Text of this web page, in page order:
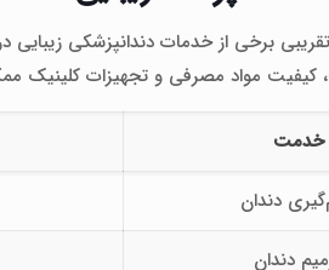
برخی از خدمات دندانپزشکی
مواد مصرفی و تجهیزات کلینیک
خدمت
دندان
دندان